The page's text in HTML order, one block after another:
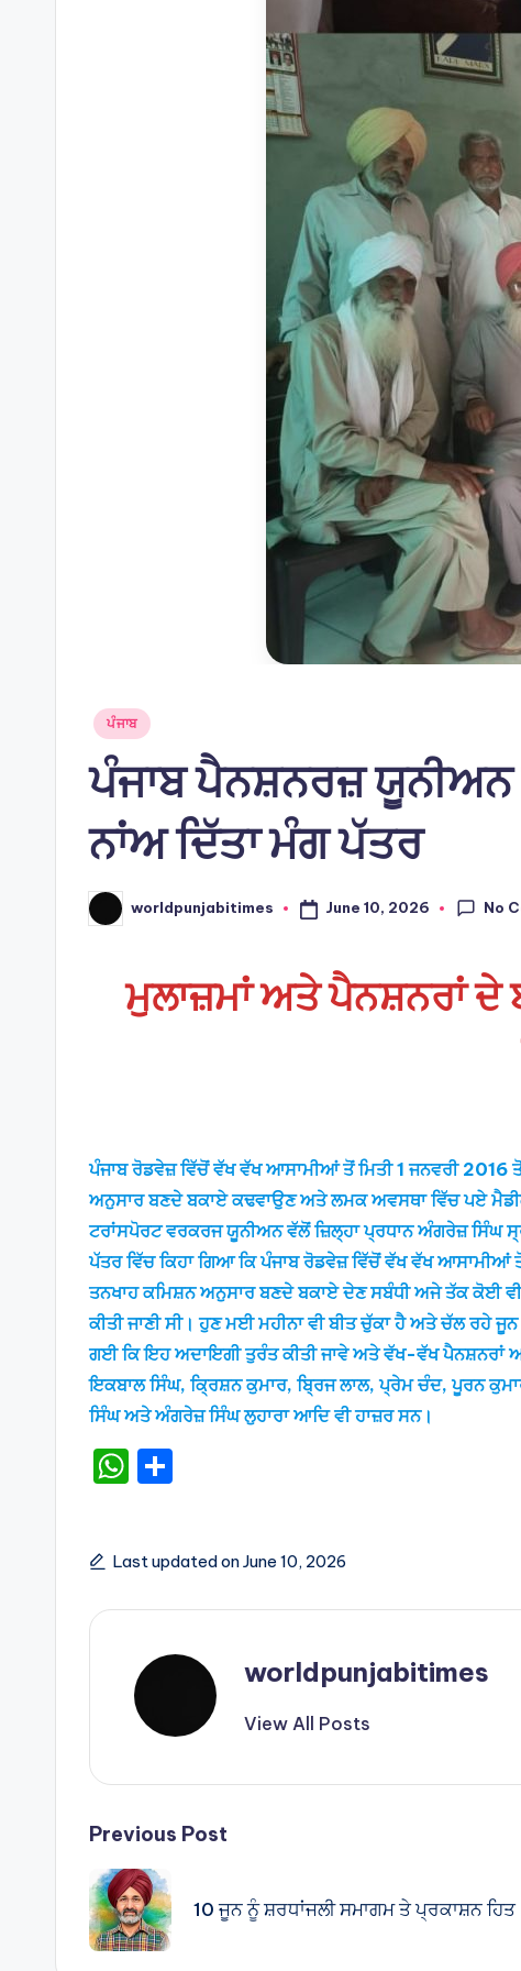
Posted
ਪੰਜਾਬ
ਪੰਜਾਬ ਪੈਨਸ਼ਨਰਜ਼
ਨਾਂਅ ਦਿੱਤਾ ਮੰਗ ਪੱਤਰ
Posted
by
worldpunjabitimes June 10, 2026 No
ਮੁਲਾਜ਼ਮਾਂ ਅਤੇ ਪੈਨਸ਼ਨਰਾਂ ਦੇ
ਪੰਜਾਬ ਰੋਡਵੇਜ਼ ਵਿੱਚੋਂ ਵੱਖ ਵੱਖ ਆਸਾਮੀਆਂ ਤੋਂ ਮਿਤੀ 1 ਜਨਵਰੀ
ਅਨੁਸਾਰ ਬਣਦੇ ਬਕਾਏ ਕਢਵਾਉਣ ਅਤੇ ਲਮਕ ਅਵਸਥਾ ਵਿੱਚ ਪਏ
ਟਰਾਂਸਪੋਰਟ ਵਰਕਰਜ ਯੂਨੀਅਨ ਵੱਲੋਂ ਜ਼ਿਲ੍ਹਾ ਪ੍ਰਧਾਨ ਅੰਗਰੇਜ਼ ਸਿੰਘ
ਪੱਤਰ ਵਿੱਚ ਕਿਹਾ ਗਿਆ ਕਿ ਪੰਜਾਬ ਰੋਡਵੇਜ਼ ਵਿੱਚੋਂ ਵੱਖ ਵੱਖ
ਤਨਖਾਹ ਕਮਿਸ਼ਨ ਅਨੁਸਾਰ ਬਣਦੇ ਬਕਾਏ ਦੇਣ ਸਬੰਧੀ ਅਜੇ ਤੱਕ ਕੋਈ
ਕੀਤੀ ਜਾਣੀ ਸੀ। ਹੁਣ ਮਈ ਮਹੀਨਾ ਵੀ ਬੀਤ ਚੁੱਕਾ ਹੈ ਅਤੇ ਚੱਲ ਰਹੇ
ਗਈ ਕਿ ਇਹ ਅਦਾਇਗੀ ਤੁਰੰਤ ਕੀਤੀ ਜਾਵੇ ਅਤੇ ਵੱਖ-ਵੱਖ ਪੈਨਸ਼ਨਰਾਂ
ਇਕਬਾਲ ਸਿੰਘ, ਕ੍ਰਿਸ਼ਨ ਕੁਮਾਰ, ਬ੍ਰਿਜ ਲਾਲ, ਪ੍ਰੇਮ ਚੰਦ, ਪੂਰਨ
ਸਿੰਘ ਅਤੇ ਅੰਗਰੇਜ਼ ਸਿੰਘ ਲੁਹਾਰਾ ਆਦਿ ਵੀ ਹਾਜ਼ਰ ਸਨ।
W
ts
A
p
e
Last updated on June 10, 2026
worldpunjabitimes
View All Posts
Post
navigation
Previous Post
10 ਜੂਨ ਨੂੰ ਸ਼ਰਧਾਂਜਲੀ ਸਮਾਗਮ ਤੇ ਪ੍ਰਕਾਸ਼ਨ ਹਿਤ